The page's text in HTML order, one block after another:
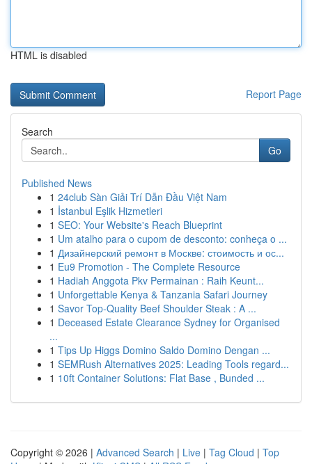
HTML is disabled
Report Page
Search
Go
Published News
1 24club Sàn Giải Trí Dẫn Đầu Việt Nam
1 İstanbul Eşlik Hizmetleri
1 SEO: Your Website's Reach Blueprint
1 Um atalho para o cupom de desconto: conheça o ...
1 Дизайнерский ремонт в Москве: стоимость и ос...
1 Eu9 Promotion - The Complete Resource
1 Hadiah Anggota Pkv Permainan : Raih Keunt...
1 Unforgettable Kenya & Tanzania Safari Journey
1 Savor Top-Quality Beef Shoulder Steak : A ...
1 Deceased Estate Clearance Sydney for Organised
...
1 Tips Up Higgs Domino Saldo Domino Dengan ...
1 SEMRush Alternatives 2025: Leading Tools regard...
1 10ft Container Solutions: Flat Base , Bunded ...
Copyright © 2026 | Advanced Search | Live | Tag Cloud | Top